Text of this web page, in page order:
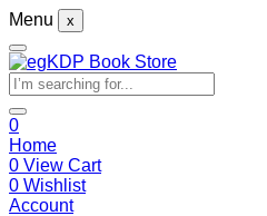
Menu x
0
Home
0 View Cart
0 Wishlist
Account